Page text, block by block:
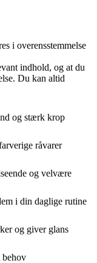
i overensstemmelse
indhold, og at du
Du kan altid
og stærk krop
råvarer
og velvære
i din daglige rutine
og giver glans
behov